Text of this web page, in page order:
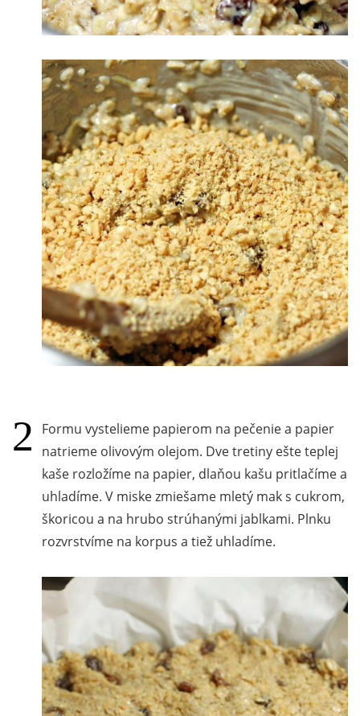
Formu vystelieme papierom na pečenie a papier
natrieme olivovým olejom. Dve tretiny ešte teplej
kaše rozložíme na papier, dlaňou kašu pritlačíme a
uhladíme. V miske zmiešame mletý mak s cukrom,
škoricou a na hrubo strúhanými jablkami. Plnku
rozvrstvíme na korpus a tiež uhladíme.